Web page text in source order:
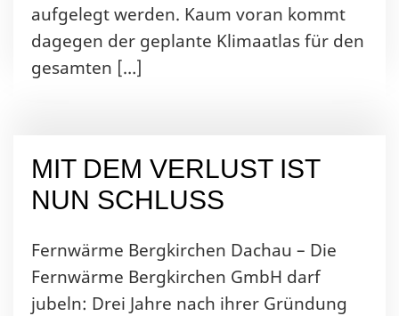
aufgelegt werden. Kaum voran kommt
dagegen der geplante Klimaatlas für den
gesamten […]
MIT DEM VERLUST IST
NUN SCHLUSS
Fernwärme Bergkirchen Dachau – Die
Fernwärme Bergkirchen GmbH darf
jubeln: Drei Jahre nach ihrer Gründung